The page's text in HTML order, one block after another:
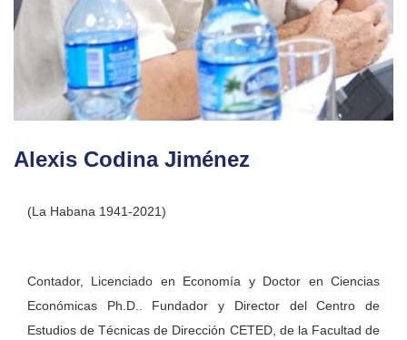
Alexis Codina Jiménez
(La Habana 1941-2021)
Contador, Licenciado en Economía y Doctor en Ciencias
Económicas Ph.D.. Fundador y Director del Centro de
Estudios de Técnicas de Dirección CETED, de la Facultad de